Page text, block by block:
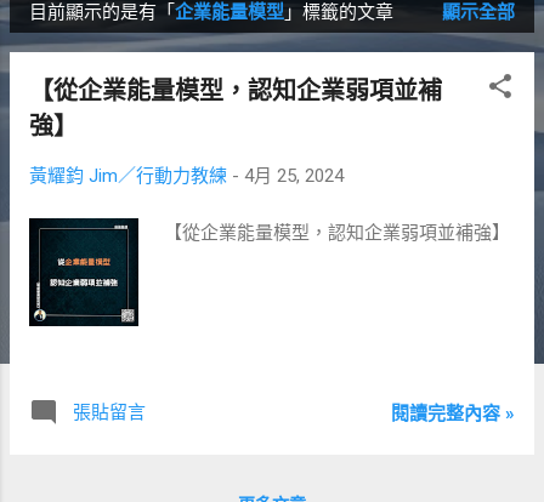
發
文
目前顯示的是有「 企業能量模型 」標籤的文章 顯示全部
【從企業能量模型，認知企業弱項並補
強】
黃耀鈞 Jim／行動力教練 - 4月 25, 2024
【從企業能量模型，認知企業弱項並補強】
張貼留言 閱讀完整內容 »